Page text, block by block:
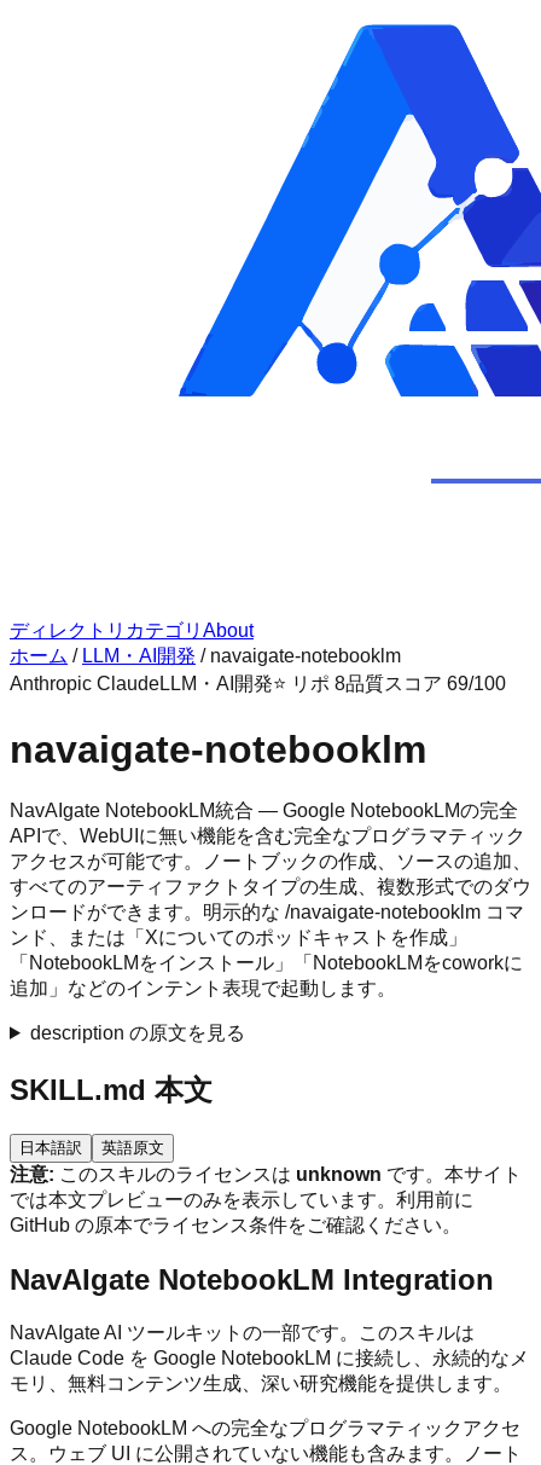
ディレクトリ カテゴリ About
ホーム / LLM・AI開発 / navaigate-notebooklm
Anthropic ClaudeLLM・AI開発⭐ リポ 8品質スコア 69/100
navaigate-notebooklm
NavAIgate NotebookLM統合 — Google NotebookLMの完全
APIで、WebUIに無い機能を含む完全なプログラマティック
アクセスが可能です。ノートブックの作成、ソースの追加、
すべてのアーティファクトタイプの生成、複数形式でのダウ
ンロードができます。明示的な /navaigate-notebooklm コマ
ンド、または「Xについてのポッドキャストを作成」
「NotebookLMをインストール」「NotebookLMをcoworkに
追加」などのインテント表現で起動します。
description の原文を見る
SKILL.md 本文
日本語訳 英語原文
注意: このスキルのライセンスは unknown です。本サイト
では本文プレビューのみを表示しています。利用前に
GitHub の原本でライセンス条件をご確認ください。
NavAIgate NotebookLM Integration
NavAIgate AI ツールキットの一部です。このスキルは
Claude Code を Google NotebookLM に接続し、永続的なメ
モリ、無料コンテンツ生成、深い研究機能を提供します。
Google NotebookLM への完全なプログラマティックアクセ
ス。ウェブ UI に公開されていない機能も含みます。ノート